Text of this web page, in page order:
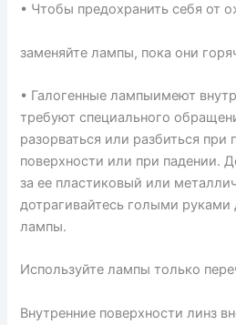
• Чтобы предохранить себя от
заменяйте лампы, пока они
• Галогенные лампыимеют
требуют специального
разорваться или разбиться при
поверхности или при падении.
за ее пластиковый или
дотрагивайтесь голыми руками
лампы.
Используйте лампы только
Внутренние поверхности линз